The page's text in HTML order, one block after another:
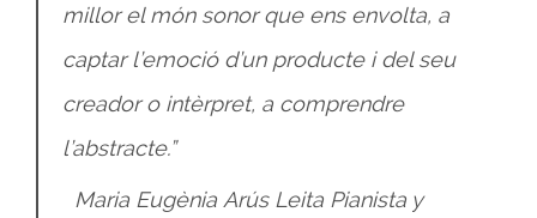
millor el món sonor que ens envolta, a
captar l’emoció d’un producte i del seu
creador o intèrpret, a comprendre
l’abstracte.”
Maria Eugènia Arús Leita Pianista y